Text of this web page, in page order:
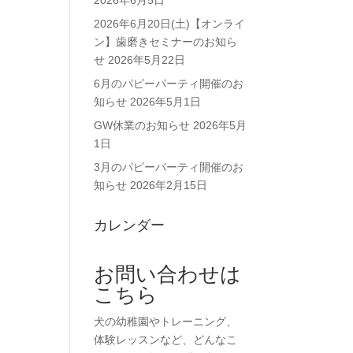
2026年6月20日(土)【オンライ
ン】歯磨きセミナーのお知ら
せ 2026年5月22日
6月のパピーパーティ開催のお
知らせ 2026年5月1日
GW休業のお知らせ 2026年5月
1日
3月のパピーパーティ開催のお
知らせ 2026年2月15日
カレンダー
お問い合わせは
こちら
犬の幼稚園やトレーニング、
体験レッスンなど、どんなこ